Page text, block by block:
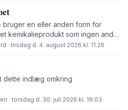
en eller anden form for
kemikalieprodukt som ingen andre
af,« skriver Ole Storgaard i
· tirsdag d. 4. august 2026 kl. 11.26
dette indlæg omkring
· torsdag d. 30. juli 2026 kl. 19.03